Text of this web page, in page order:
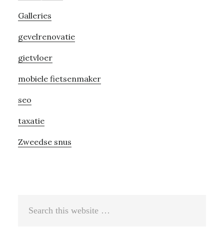
Galleries
gevelrenovatie
gietvloer
mobiele fietsenmaker
seo
taxatie
Zweedse snus